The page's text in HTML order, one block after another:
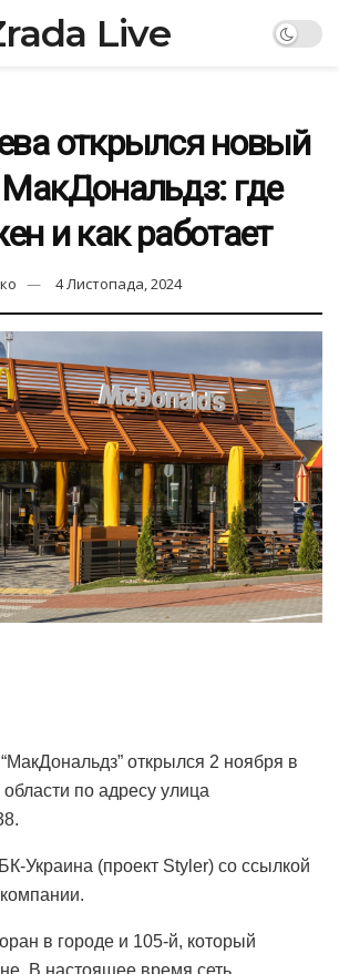
Live
открылся новый
МакДональдз: где
и как работает
4 Листопада, 2024
открылся 2 ноября в
по адресу улица
Украина (проект Styler) со ссылкой
в городе и 105-й, который